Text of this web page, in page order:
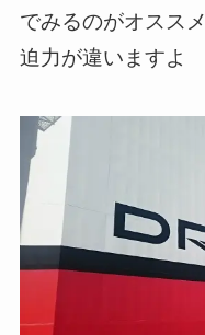
でみるのがオススメ
迫力が違いますよ